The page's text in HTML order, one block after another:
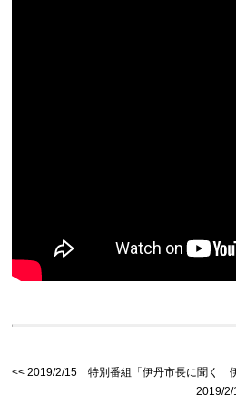
2019/2/15 特別番組「伊丹市長に聞く 伊
2019/